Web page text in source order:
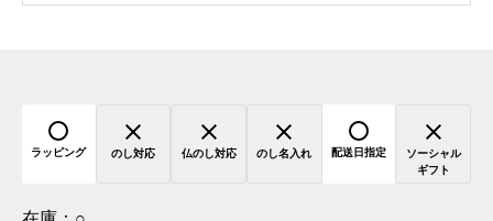
ラッピング のし対応 仏のし対応 のし名入れ 配送日指定
ソーシャル
ギフト